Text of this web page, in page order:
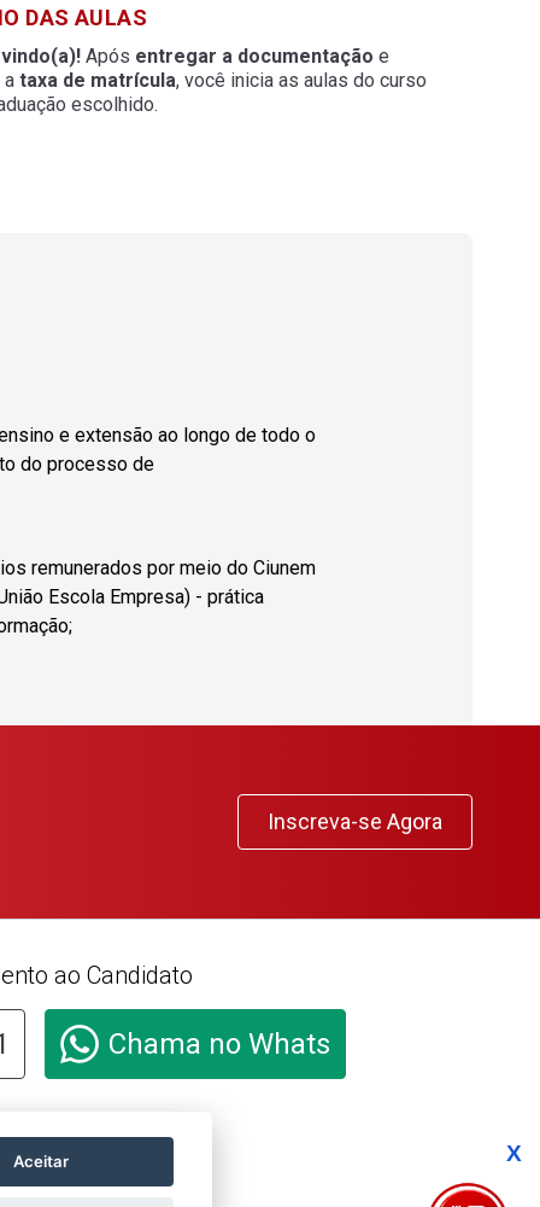
DAS AULAS
Após entregar a documentação e
a taxa de matrícula, você inicia as aulas do curso
escolhido.
e extensão ao longo de todo o
do processo de
remunerados por meio do Ciunem
Escola Empresa) - prática
Inscreva-se Agora
ao Candidato
Chama no Whats
aqui e acesse o
de Transparência e
Salarial de
e Homens
Aceitar X